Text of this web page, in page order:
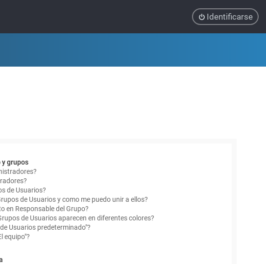
Identificarse
y grupos
de Usuarios?
de Usuarios y como me puedo unir a ellos?
en Responsable del Grupo?
de Usuarios aparecen en diferentes colores?
Usuarios predeterminado"?
equipo"?